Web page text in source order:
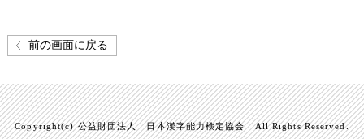
前の画面に戻る
Copyright(c) 公益財団法人 日本漢字能力検定協会 All Rights Reserved.